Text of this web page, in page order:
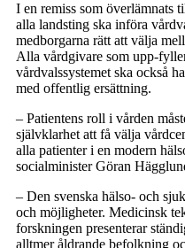
I en remiss som överlämnats
alla landsting ska införa
medborgarna rätt att välja
Alla vårdgivare som upp-
vårdvalssystemet ska också
med offentlig ersättning.
– Patientens roll i vården
självklarhet att få välja
alla patienter i en modern
socialminister Göran
– Den svenska hälso- och
och möjligheter. Medicinsk
forskningen presenterar
alltmer åldrande befolkning